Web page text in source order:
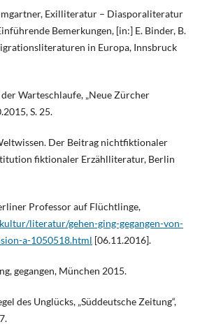
Exilliteratur – Diasporaliteratur
Bemerkungen, [in:] E. Binder, B.
in Europa, Innsbruck
Warteschlaufe, „Neue Zürcher
S. 25.
Der Beitrag nichtfiktionaler
fiktionaler Erzählliteratur, Berlin
Professor auf Flüchtlinge,
literatur/gehen-ging-gegangen-von-
a-1050518.html [06.11.2016].
gegangen, München 2015.
des Unglücks, „Süddeutsche Zeitung“,